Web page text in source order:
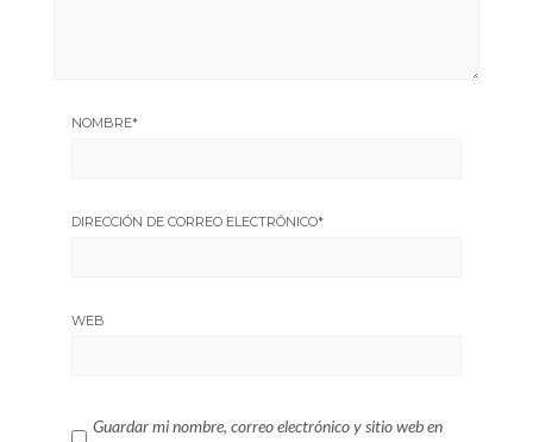
NOMBRE*
DIRECCIÓN DE CORREO ELECTRÓNICO*
WEB
Guardar mi nombre, correo electrónico y sitio web en